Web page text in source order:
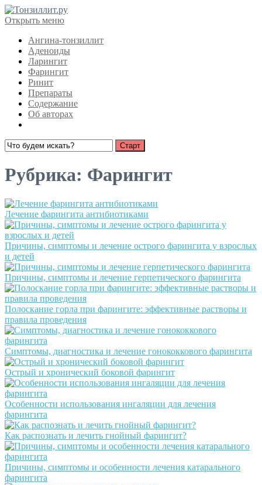
Открыть меню
Ангина-тонзиллит
Аденоиды
Ларингит
Фарингит
Ринит
Препараты
Содержание
Об авторах
Рубрика: Фарингит
Лечение фарингита антибиотиками
Причины, симптомы и лечение острого фарингита у взрослых
и детей
Причины, симптомы и лечение герпетического фарингита
Полоскание горла при фарингите: эффективные растворы и
правила проведения
Симптомы, диагностика и лечение гонококкового фарингита
Острый и хронический боковой фарингит
Особенности использования ингаляции для лечения
фарингита
Как распознать и лечить гнойный фарингит?
Причины, симптомы и особенности лечения катарального
фарингита